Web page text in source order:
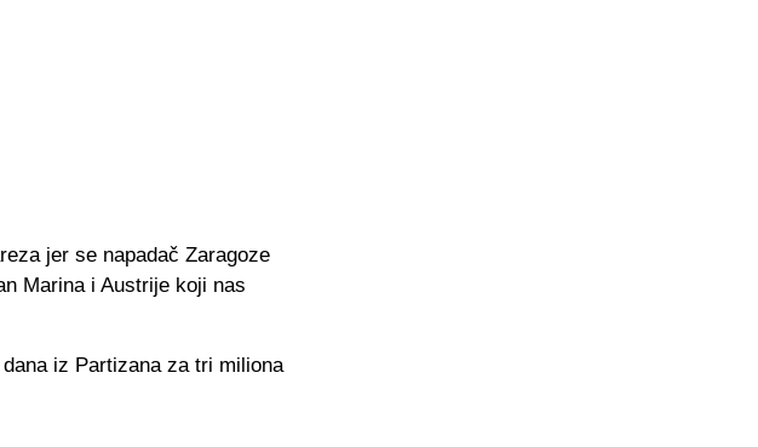
jer se napadač Zaragoze
Marina i Austrije koji nas
iz Partizana za tri miliona